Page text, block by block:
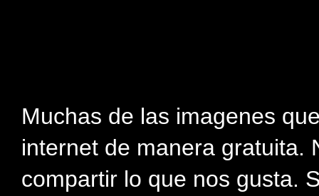
Muchas de las imagenes
internet de manera gratuita.
compartir lo que nos gusta.